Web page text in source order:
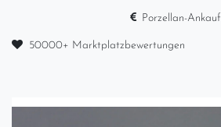
Porzellan-Ankauf
50000+ Marktplatzbewertungen